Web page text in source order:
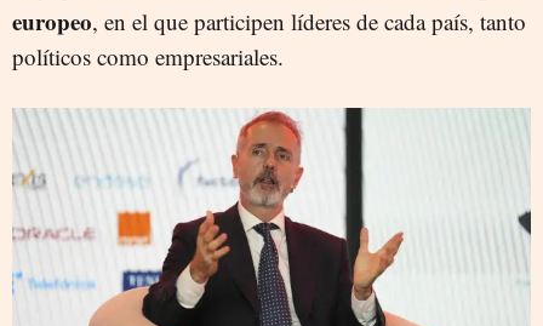
europeo, en el que participen líderes de cada país, tanto
políticos como empresariales.